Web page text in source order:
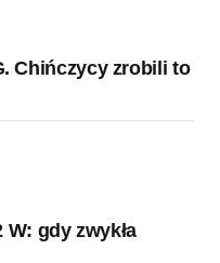
Chińczycy zrobili to
W: gdy zwykła